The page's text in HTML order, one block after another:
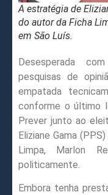
A estratégia de
do autor da Ficha
em São Luís.
Desesperada
pesquisas de
empatada
conforme o último
Prever junto ao
Eliziane Gama
Limpa, Marlon
politicamente.
Embora tenha